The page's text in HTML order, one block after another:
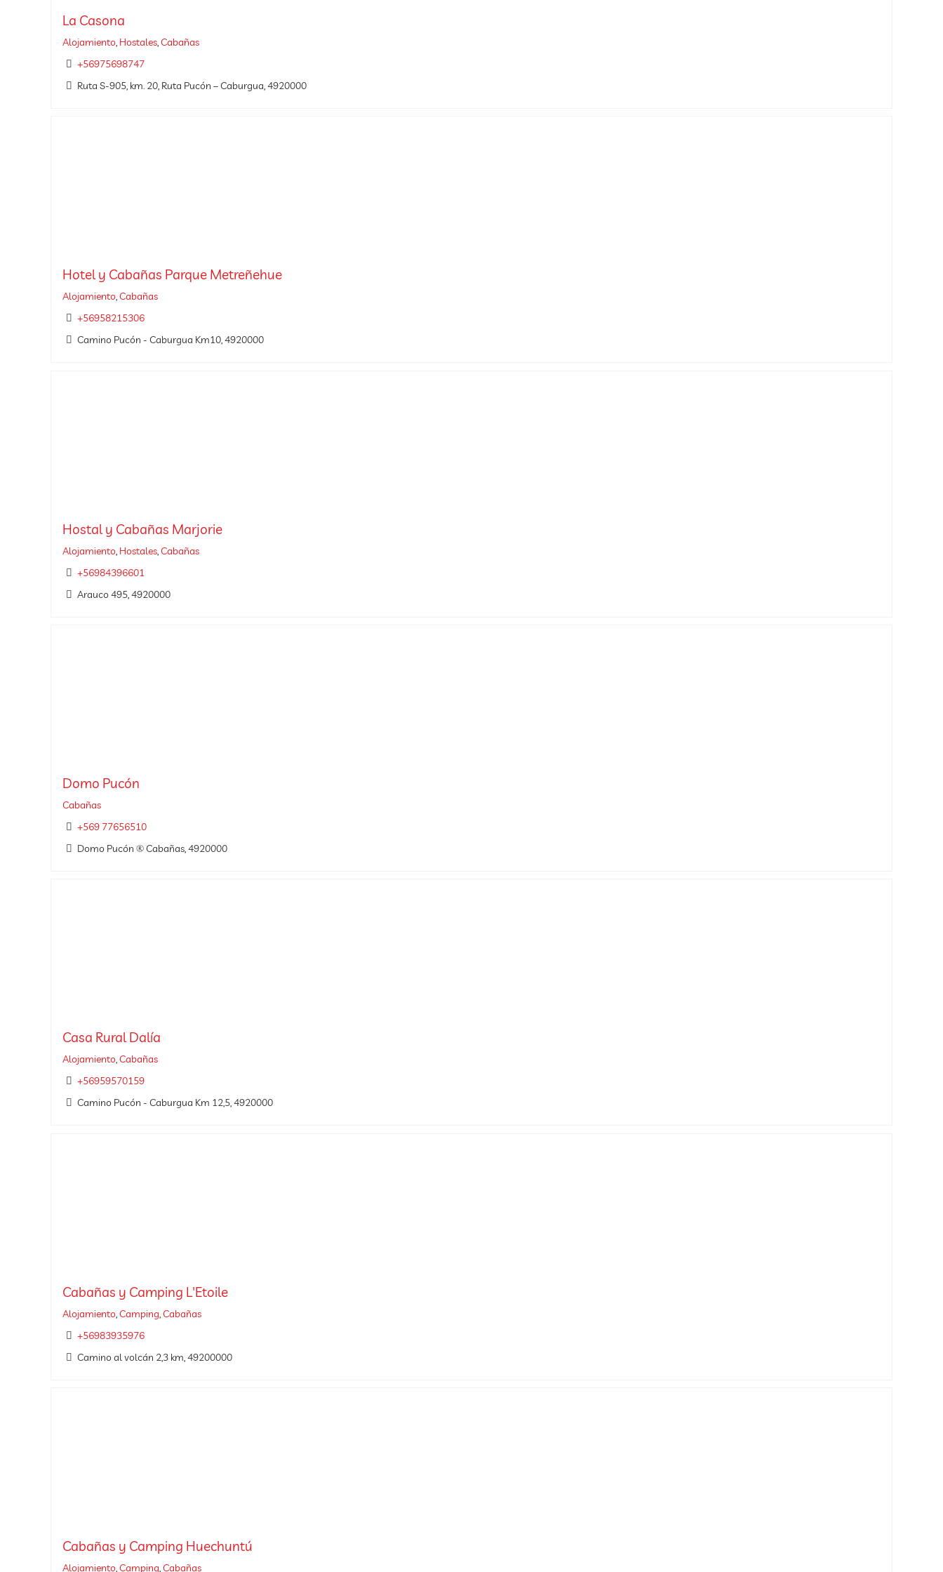
La Casona
Alojamiento, Hostales,Cabañas
+56975698747
Ruta S-905, km. 20, Ruta Pucón – Caburgua, 4920000
Hotel y Cabañas Parque Metreñehue
Alojamiento,Cabañas
+56958215306
Camino Pucón - Caburgua Km10, 4920000
Hostal y Cabañas Marjorie
Alojamiento, Hostales,Cabañas
+56984396601
Arauco 495, 4920000
Domo Pucón
Cabañas
+569 77656510
Domo Pucón ® Cabañas, 4920000
Casa Rural Dalía
Alojamiento,Cabañas
+56959570159
Camino Pucón - Caburgua Km 12,5, 4920000
Cabañas y Camping L'Etoile
Alojamiento,Camping,Cabañas
+56983935976
Camino al volcán 2,3 km, 49200000
Cabañas y Camping Huechuntú
Alojamiento,Camping,Cabañas